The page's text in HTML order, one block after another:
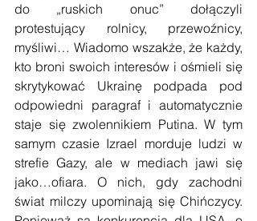
do „ruskich onuc” dołączyli
protestujący rolnicy, przewoźnicy,
myśliwi… Wiadomo wszakże, że każdy,
kto broni swoich interesów i ośmieli się
skrytykować Ukrainę podpada pod
odpowiedni paragraf i automatycznie
staje się zwolennikiem Putina. W tym
samym czasie Izrael morduje ludzi w
strefie Gazy, ale w mediach jawi się
jako…ofiara. O nich, gdy zachodni
świat milczy upominają się Chińczycy.